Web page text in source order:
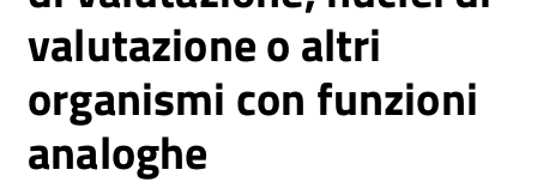
valutazione o altri
organismi con funzioni
analoghe